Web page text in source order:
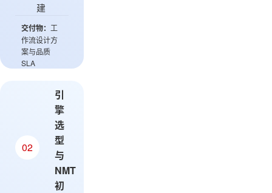
建
交付物： 工
作流设计方
案与品质
SLA
02
引
擎
选
型
与
NMT
初